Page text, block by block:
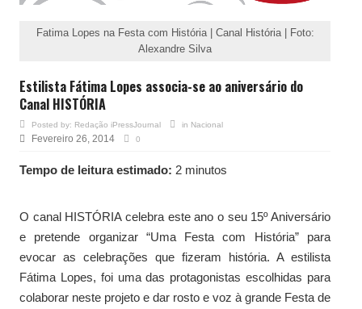
Fatima Lopes na Festa com História | Canal História | Foto:
Alexandre Silva
Estilista Fátima Lopes associa-se ao aniversário do
Canal HISTÓRIA
Posted by: Redação iPressJournal in Nacional
Fevereiro 26, 2014 0
Tempo de leitura estimado: 2 minutos
O canal HISTÓRIA celebra este ano o seu 15º Aniversário
e pretende organizar “Uma Festa com História” para
evocar as celebrações que fizeram história. A estilista
Fátima Lopes, foi uma das protagonistas escolhidas para
colaborar neste projeto e dar rosto e voz à grande Festa de